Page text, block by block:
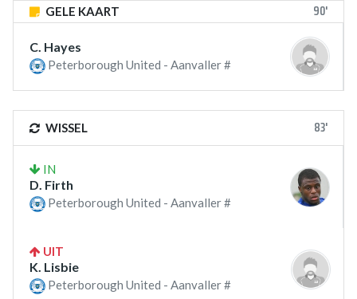
GELE KAART 90'
C. Hayes
Peterborough United - Aanvaller #
WISSEL 83'
IN
D. Firth
Peterborough United - Aanvaller #
UIT
K. Lisbie
Peterborough United - Aanvaller #